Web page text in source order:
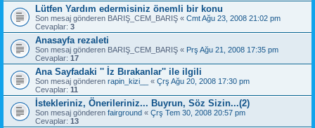
Lütfen Yardım edermisiniz önemli bir konu
Son mesaj gönderen BARIŞ_CEM_BARIŞ « Cmt Ağu 23, 2008 21:02 pm
Cevaplar: 3
Anasayfa rezaleti
Son mesaj gönderen BARIŞ_CEM_BARIŞ « Prş Ağu 21, 2008 17:35 pm
Cevaplar: 17
Ana Sayfadaki '' İz Bırakanlar'' ile ilgili
Son mesaj gönderen rapin_kizi__ « Çrş Ağu 20, 2008 17:30 pm
Cevaplar: 11
İstekleriniz, Önerileriniz... Buyrun, Söz Sizin...(2)
Son mesaj gönderen fairground « Çrş Tem 30, 2008 20:57 pm
Cevaplar: 13